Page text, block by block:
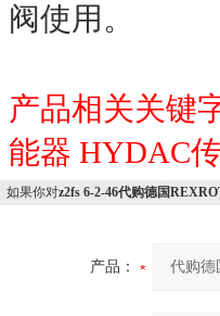
阀使用。
产品相关关键
能器 HYDAC
如果你对z2fs 6-2-46代购德国
产品：